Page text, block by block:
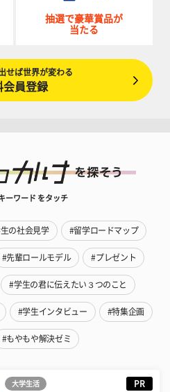
抽選で豪華賞品が
当たる
せば世界が変わる
会員登録
ーワード をタッチ
の社会見学 #留学ロードマップ
#先輩ロールモデル #プレゼント
#学生の君に伝えたい３つのこと
#学生インタビュー #特集企画
#もやもや解決ゼミ
大学生活 PR